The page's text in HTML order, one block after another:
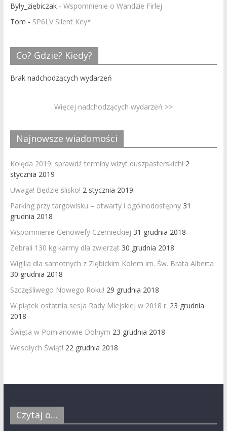
Były_ziębiczak- Wspomnienie o Wandzie Firlej
Tom - SP6LV Silent Key*
Co? Gdzie? Kiedy?
Brak nadchodzących wydarzeń
Więcej nadchodzących wydarzeń >>
Najnowsze wiadomości
Kolęda 2019: sprawdź terminy wizyt duszpasterskich! 2
stycznia 2019
Uwaga! Będzie ślisko! 2 stycznia 2019
Parking przy targowisku – otwarty i ogólnodostępny 31
grudnia 2018
Wspomnienie Genowefy Czernieckiej 31 grudnia 2018
Zebrali 130 kg karmy dla zwierząt 30 grudnia 2018
Wigilia dla samotnych z Ziębickim Kołem im. Św. Brata Alberta
30 grudnia 2018
Szczęśliwego Nowego Roku! 29 grudnia 2018
W piątek ostatnia sesja Rady Miejskiej w 2018 r. 23 grudnia
2018
Święta w Pomianowie Dolnym 23 grudnia 2018
Wesołych Świąt! 22 grudnia 2018
Czytaj o…